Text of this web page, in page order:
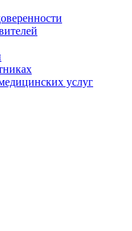
услуг